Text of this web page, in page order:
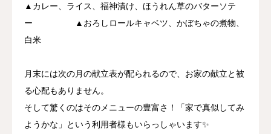
▲カレー、ライス、福神漬け、ほうれん草のバターソテ
ー ▲おろしロールキャベツ、かぼちゃの煮物、
白米
月末には次の月の献立表が配られるので、お家の献立と被
る心配もありません。
そして驚くのはそのメニューの豊富さ！「家で真似してみ
ようかな」という利用者様もいらっしゃいます✨